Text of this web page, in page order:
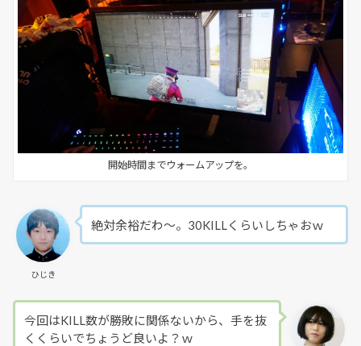
開始時間までウォームアップを。
ひじき
絶対余裕だわ～。30KILLくらいしちゃおｗ
今回はKILL数が勝敗に関係ないから、手を抜
くくらいでちょうど良いよ？ｗ